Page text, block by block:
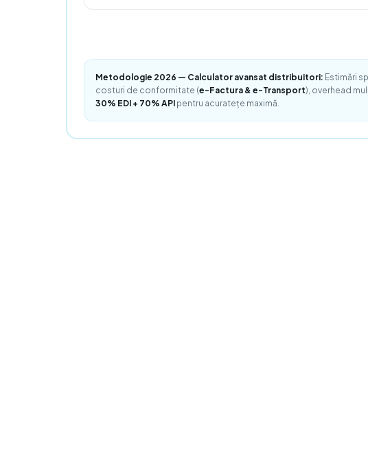
Metodologie 2026 — Calculator avansat distribuitori: Estimări
costuri de conformitate (e-Factura & e-Transport), overhead
30% EDI + 70% API pentru acuratețe maximă.